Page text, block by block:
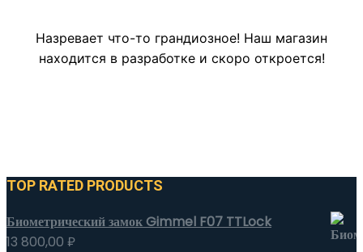
Назревает что-то грандиозное! Наш магазин
находится в разработке и скоро откроется!
TOP RATED PRODUCTS
Биометрический замок Gimmel F07 TTLock
13 800,00 ₽